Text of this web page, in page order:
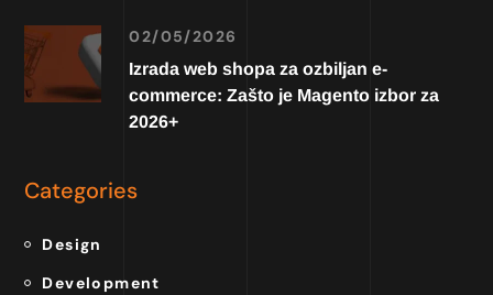
02/05/2026
Izrada web shopa za ozbiljan e-
commerce: Zašto je Magento izbor za
2026+
Categories
Design
Development